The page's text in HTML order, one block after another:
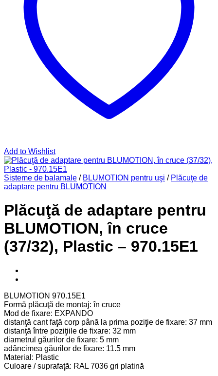
Add to Wishlist
Sisteme de balamale / BLUMOTION pentru uşi / Plăcuţe de
adaptare pentru BLUMOTION
Plăcuţă de adaptare pentru
BLUMOTION, în cruce
(37/32), Plastic – 970.15E1
BLUMOTION 970.15E1
Formă plăcuţă de montaj: în cruce
Mod de fixare: EXPANDO
distanţă cant faţă corp până la prima poziţie de fixare: 37 mm
distanţă între poziţiile de fixare: 32 mm
diametrul găurilor de fixare: 5 mm
adâncimea găurilor de fixare: 11.5 mm
Material: Plastic
Culoare / suprafaţă: RAL 7036 gri platină